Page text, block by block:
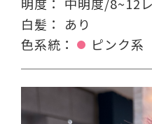
白髪：
あり
色系統：
ピンク系